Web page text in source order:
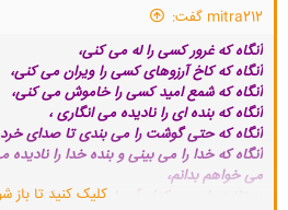
mitra212 گفت:
آنگاه که غرور کسی را له می کنی،
آنگاه که کاخ آرزوهای کسی را ویران می کنی،
آنگاه که شمع امید کسی را خاموش می کنی،
آنگاه که بنده ای را نادیده می انگاری ،
آنگاه که حتی گوشت را می بندی تا صدای
آنگاه که خدا را می بینی و بنده خدا را
می خواهم بدانم،
دستانت رابسوی کدام آسمان دراز می کنی
کلیک کنید تا باز